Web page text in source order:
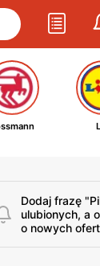
Dodaj frazę
ulubionych, a
o nowych